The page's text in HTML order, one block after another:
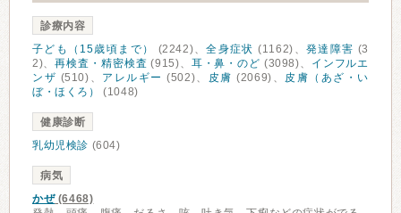
診療内容
子ども（15歳頃まで）
(2242)、全身症状 (1162)、 発達障害 (3
2)、再検査・精密検査 (915)、 耳・鼻・のど (3098)、 インフルエ
ンザ (510)、 アレルギー (502)、 皮膚 (2069)、 皮膚（あざ・い
ぼ・ほくろ）
(1048)
健康診断
乳幼児検診 (604)
病気
かぜ(6468)